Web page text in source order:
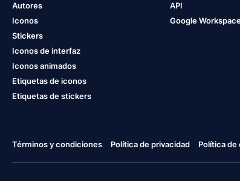
Autores
Iconos
Stickers
Iconos de interfaz
Iconos animados
Etiquetas de iconos
Etiquetas de stickers
API
Google
Términos y condiciones Política de privacidad Política de